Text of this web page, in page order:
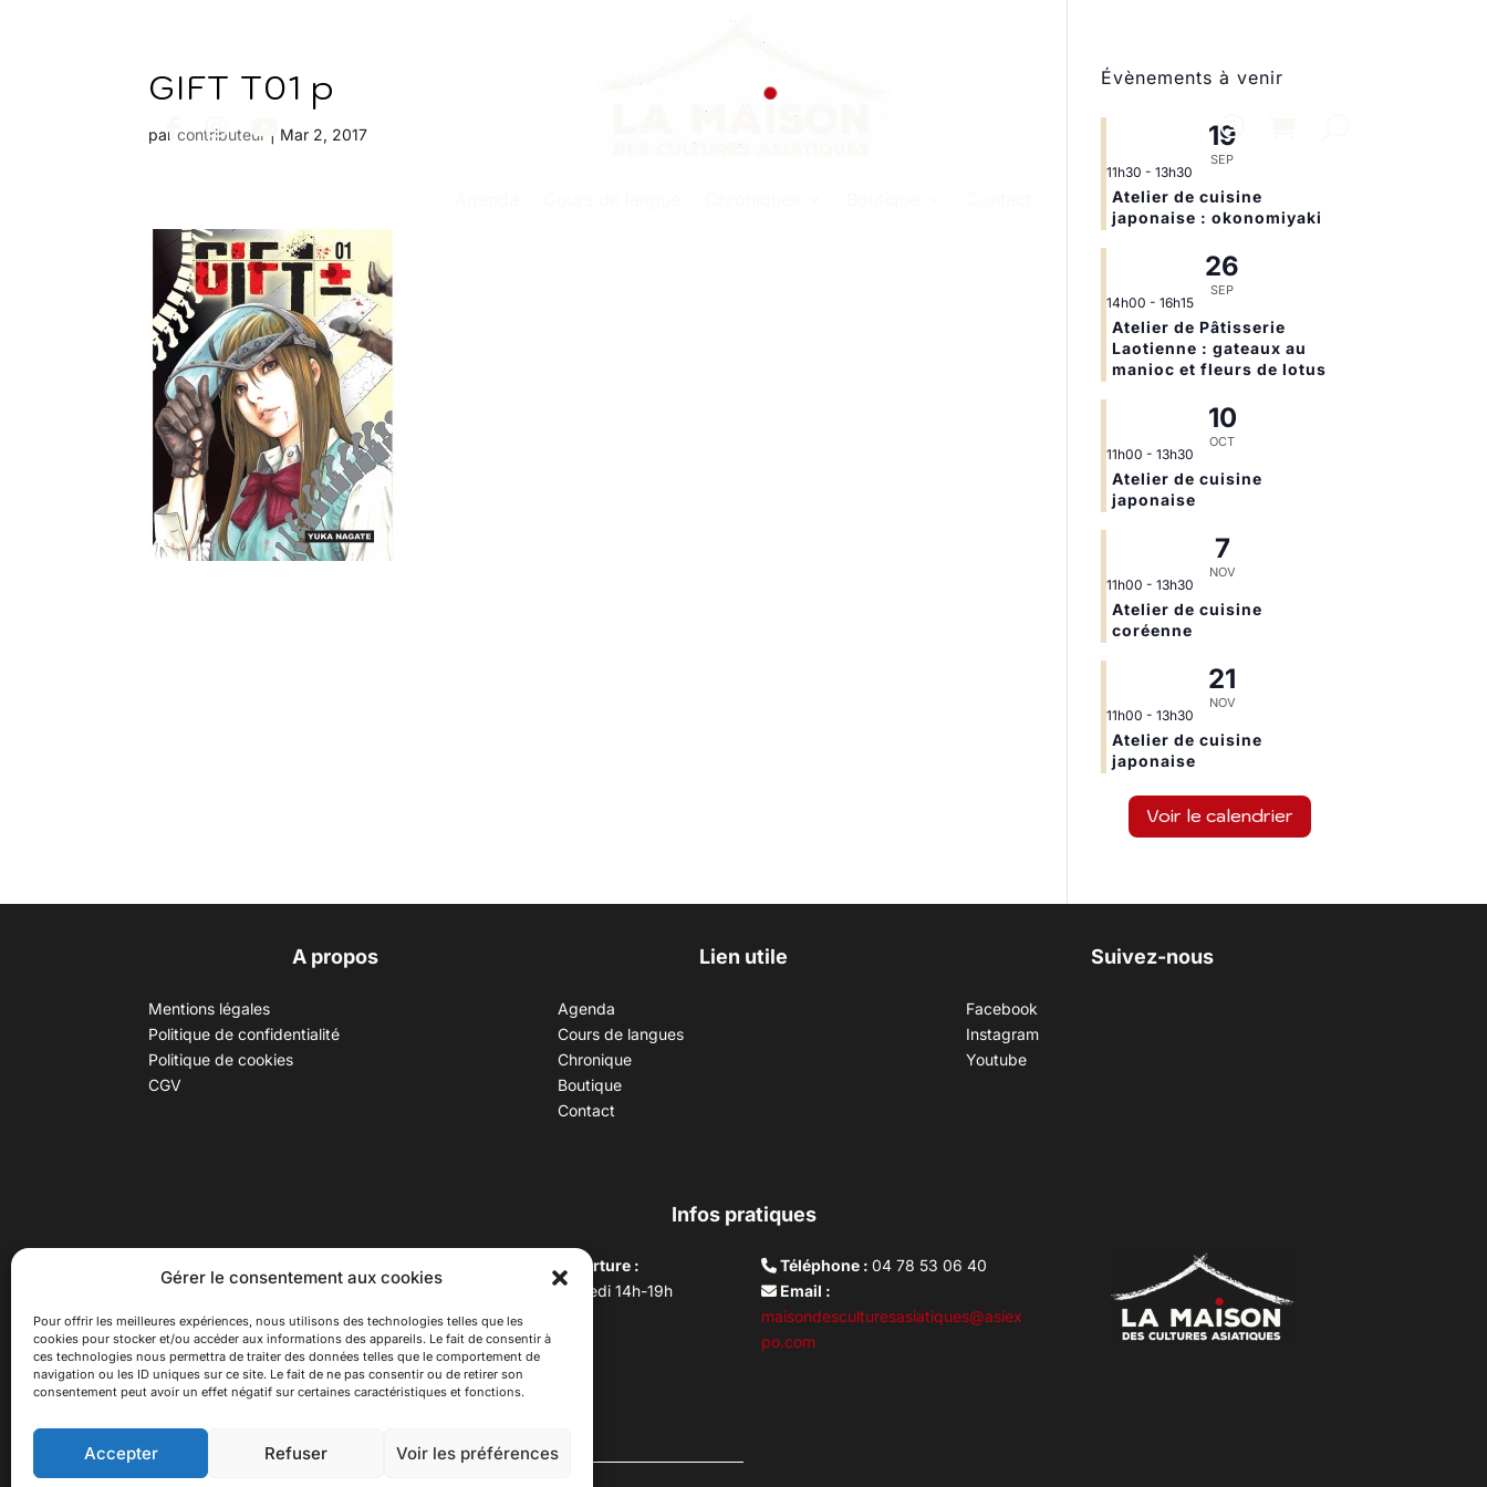
Gérer le consentement aux cookies
Pour offrir les meilleures expériences, nous utilisons des technologies telles que les
cookies pour stocker et/ou accéder aux informations des appareils. Le fait de consentir à
ces technologies nous permettra de traiter des données telles que le comportement de
navigation ou les ID uniques sur ce site. Le fait de ne pas consentir ou de retirer son
consentement peut avoir un effet négatif sur certaines caractéristiques et fonctions.
Accepter Refuser Voir les préférences
GIFT T01 p
parcontributeur | Mar 2, 2017
Évènements à venir
19
SEP
11h30 - 13h30
Atelier de cuisine
japonaise : okonomiyaki
26
SEP
14h00 - 16h15
Atelier de Pâtisserie
Laotienne : gateaux au
manioc et fleurs de lotus
10
OCT
11h00 - 13h30
Atelier de cuisine
japonaise
7
NOV
11h00 - 13h30
Atelier de cuisine
coréenne
21
NOV
11h00 - 13h30
Atelier de cuisine
japonaise
Voir le calendrier
A propos
Mentions légales
Politique de confidentialité
Politique de cookies
CGV
Lien utile
Agenda
Cours de langues
Chronique
Boutique
Contact
Suivez-nous
Facebook
Instagram
Youtube
Infos pratiques
(adresse postale : 62 rue St
Maximin, 69003 Lyon)
à 100 mètres du métro D Monplaisir
Lumière, T3 Dauphiné Lacassagne,
bus C16 Dr Rebatel
Horaires d’ouverture :
Du mardi au vendredi 14h-19h
Samedi 10h –17h
Fermeture lundi
Téléphone :04 78 53 06 40
Email :
maisondesculturesasiatiques@asiex
po.com